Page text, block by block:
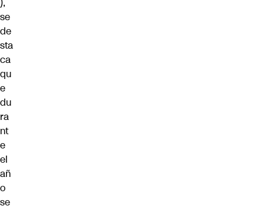
),
se
de
sta
ca
qu
e
du
ra
nt
e
el
añ
o
se